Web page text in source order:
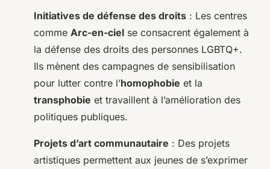
Initiatives de défense des droits : Les centres
comme Arc-en-ciel se consacrent également à
la défense des droits des personnes LGBTQ+.
Ils mènent des campagnes de sensibilisation
pour lutter contre l’homophobie et la
transphobie et travaillent à l’amélioration des
politiques publiques.
Projets d’art communautaire : Des projets
artistiques permettent aux jeunes de s’exprimer